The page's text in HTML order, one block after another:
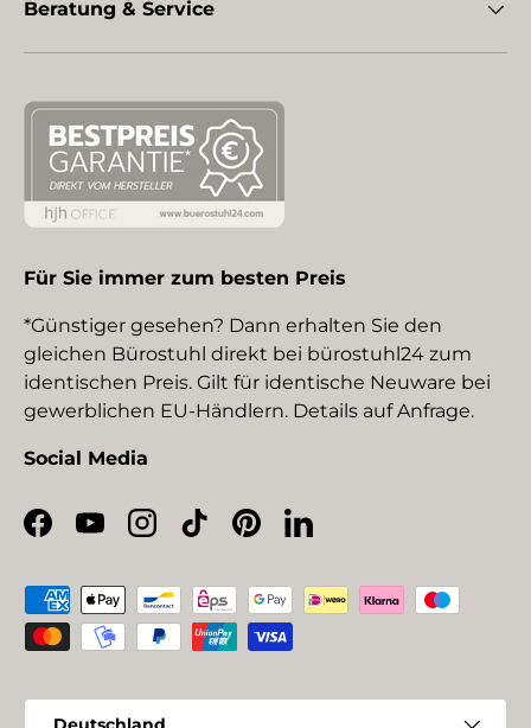
Beratung & Service
Für Sie immer zum besten Preis
*Günstiger gesehen? Dann erhalten Sie den
gleichen Bürostuhl direkt bei bürostuhl24 zum
identischen Preis. Gilt für identische Neuware bei
gewerblichen EU-Händlern. Details auf Anfrage.
Social Media
Facebook
YouTubeInstagram
TikTokPinterestLinkedIn
Zahlungsmethoden